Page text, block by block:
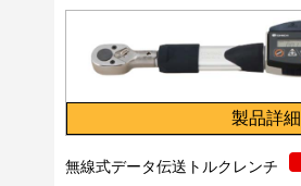
製品詳細
無線式データ伝送トルクレンチ